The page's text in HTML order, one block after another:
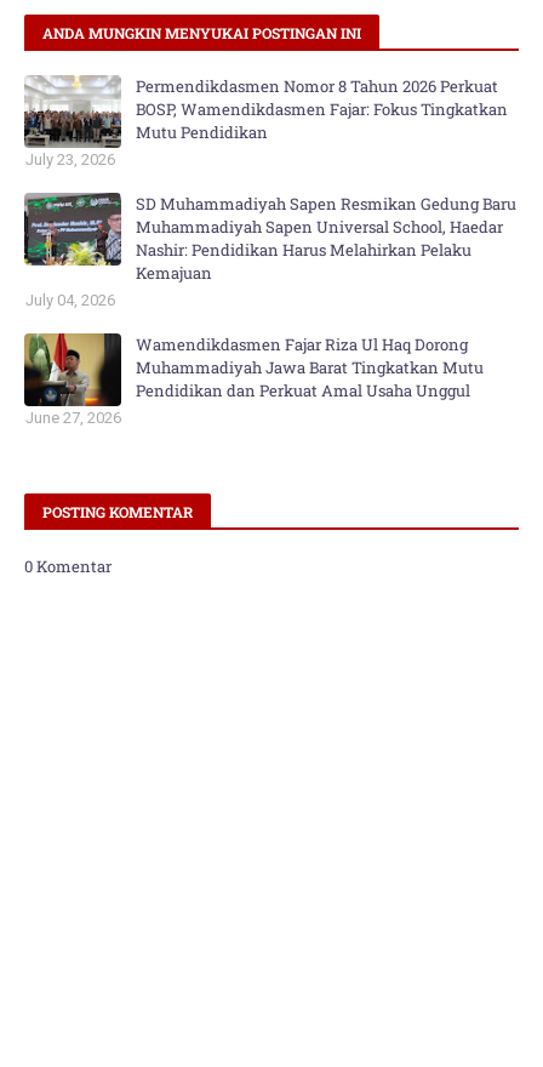
ANDA MUNGKIN MENYUKAI POSTINGAN INI
Permendikdasmen Nomor 8 Tahun 2026 Perkuat
BOSP, Wamendikdasmen Fajar: Fokus Tingkatkan
Mutu Pendidikan
July 23, 2026
SD Muhammadiyah Sapen Resmikan Gedung Baru
Muhammadiyah Sapen Universal School, Haedar
Nashir: Pendidikan Harus Melahirkan Pelaku
Kemajuan
July 04, 2026
Wamendikdasmen Fajar Riza Ul Haq Dorong
Muhammadiyah Jawa Barat Tingkatkan Mutu
Pendidikan dan Perkuat Amal Usaha Unggul
June 27, 2026
POSTING KOMENTAR
0 Komentar